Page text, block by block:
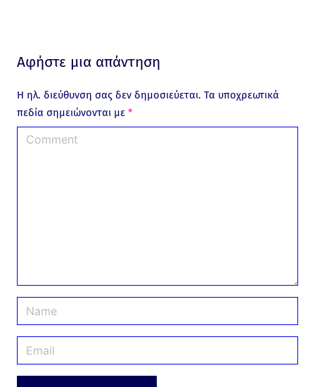
Αφήστε μια απάντηση
Η ηλ. διεύθυνση σας δεν δημοσιεύεται. Τα υποχρεωτικά
πεδία σημειώνονται με *
a
m
*
m
a